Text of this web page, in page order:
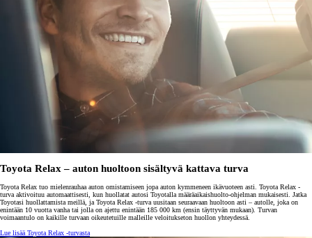
Toyota Relax – auton huoltoon sisältyvä kattava turva
Toyota Relax tuo mielenrauhaa auton omistamiseen jopa auton kymmeneen ikävuoteen asti. Toyota Relax -
turva aktivoituu automaattisesti, kun huollatat autosi Toyotalla määräaikaishuolto-ohjelman mukaisesti. Jatka
Toyotasi huollattamista meillä, ja Toyota Relax -turva uusitaan seuraavaan huoltoon asti – autolle, joka on
enintään 10 vuotta vanha tai jolla on ajettu enintään 185 000 km (ensin täyttyvän mukaan). Turvan
voimaantulo on kaikille turvaan oikeutetuille malleille veloitukseton huollon yhteydessä.
Lue lisää Toyota Relax -turvasta